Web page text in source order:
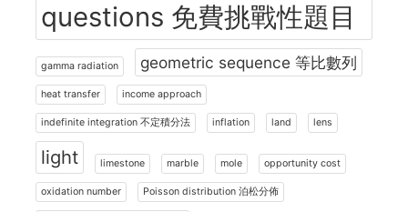
questions 免費挑戰性題目
gamma radiation geometric sequence 等比數列
heat transfer income approach
indefinite integration 不定積分法 inflation land lens
light limestone marble mole opportunity cost
oxidation number Poisson distribution 泊松分佈